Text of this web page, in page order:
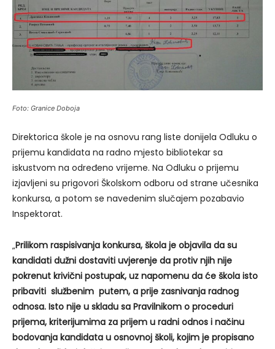
Foto: Granice Doboja
Direktorica škole je na osnovu rang liste donijela Odluku o
prijemu kandidata na radno mjesto bibliotekar sa
iskustvom na određeno vrijeme. Na Odluku o prijemu
izjavljeni su prigovori Školskom odboru od strane učesnika
konkursa, a potom se navedenim slučajem pozabavio
Inspektorat.
„Prilikom raspisivanja konkursa, škola je objavila da su
kandidati dužni dostaviti uvjerenje da protiv njih nije
pokrenut krivični postupak, uz napomenu da će škola isto
pribaviti službenim putem, a prije zasnivanja radnog
odnosa. Isto nije u skladu sa Pravilnikom o proceduri
prijema, kriterijumima za prijem u radni odnos i načinu
bodovanja kandidata u osnovnoj školi, kojim je propisano